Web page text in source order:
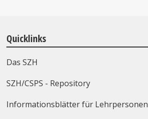
Quicklinks
Das SZH
SZH/CSPS - Repository
Informationsblätter für Lehrpersonen